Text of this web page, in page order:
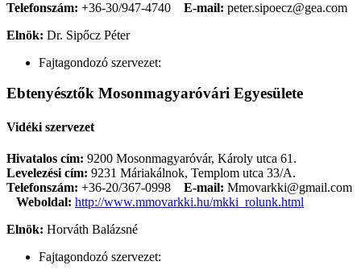
Telefonszám: +36-30/947-4740 E-mail: peter.sipoecz@gea.com
Elnök: Dr. Sipőcz Péter
Fajtagondozó szervezet:
Ebtenyésztők Mosonmagyaróvári Egyesülete
Vidéki szervezet
Hivatalos cím: 9200 Mosonmagyaróvár, Károly utca 61.
Levelezési cím: 9231 Máriakálnok, Templom utca 33/A.
Telefonszám: +36-20/367-0998 E-mail: Mmovarkki@gmail.com
Weboldal: http://www.mmovarkki.hu/mkki_rolunk.html
Elnök: Horváth Balázsné
Fajtagondozó szervezet: